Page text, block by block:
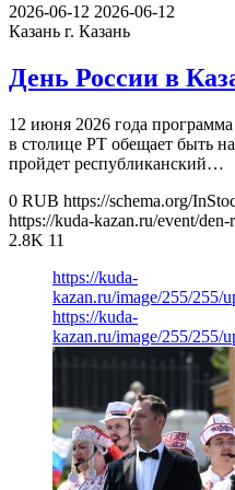
2026-06-12 2026-06-12
Казань г. Казань
День России в
12 июня 2026 года
в столице РТ обещает быть
пройдет республиканский…
0 RUB https://schema.org/
https://kuda-kazan.ru/event/
2.8K 11
https://kuda-
kazan.ru/image/255/255/
https://kuda-
kazan.ru/image/255/255/